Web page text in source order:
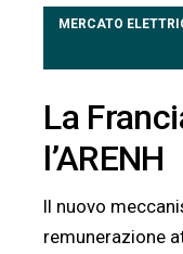
MERCATO
La
l’ARENH
Il nuovo
remunerazione